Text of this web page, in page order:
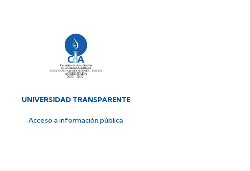
UNIVERSIDAD TRANSPARENTE
Acceso a información pública